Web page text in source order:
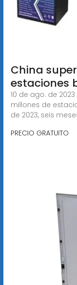
China
estaciones
10 de ago. de
millones de
de 2023, seis
PRECIO GRATUITO